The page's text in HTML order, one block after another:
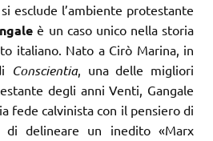
esclude l’ambiente protestante
è un caso unico nella storia
italiano. Nato a Cirò Marina, in
Conscientia, una delle migliori
degli anni Venti, Gangale
fede calvinista con il pensiero di
delineare un inedito «Marx